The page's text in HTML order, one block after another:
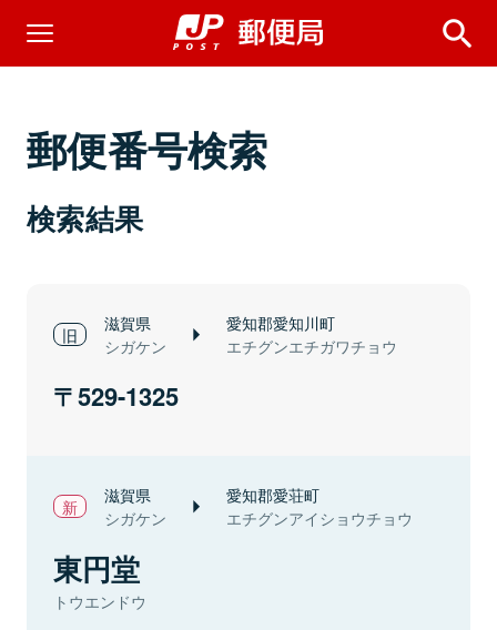
郵便番号検索
検索結果
滋賀県
シガケン
愛知郡愛知川町
エチグンエチガワチョウ
529-1325
滋賀県
シガケン
愛知郡愛荘町
エチグンアイショウチョウ
東円堂
トウエンドウ